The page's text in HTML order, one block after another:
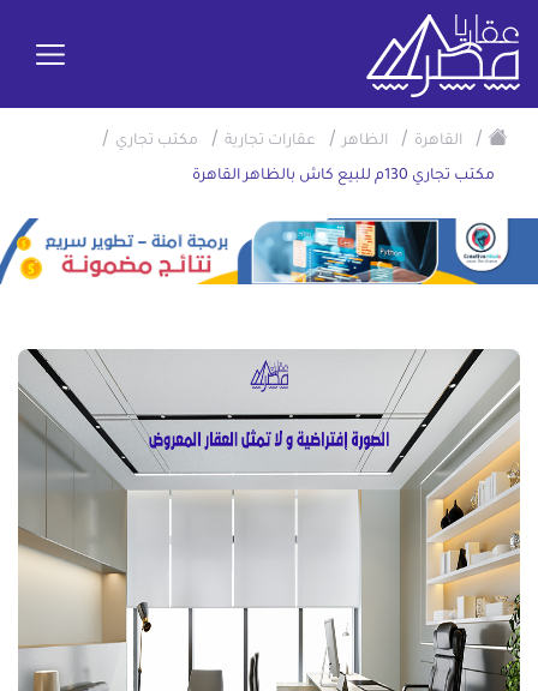
/ القاهرة / الظاهر / عقارات تجارية / مكتب تجاري /
مكتب تجاري 130م للبيع كاش بالظاهر القاهرة